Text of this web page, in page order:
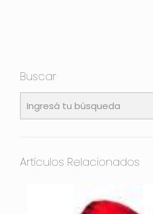
Buscar
Artículos Relacionados